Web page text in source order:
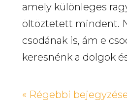
amely különleges
öltöztetett mindent.
csodának is, ám e
keresnénk a dolgok
« Régebbi